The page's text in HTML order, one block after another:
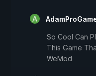
So Cool Can
This Game
WeMod